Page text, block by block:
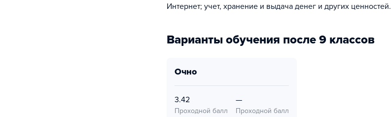
Интернет; учет, хранение и выдача денег и других ценностей.
Варианты обучения после 9 классов
очно
3.42
Проходной балл
—
Проходной балл